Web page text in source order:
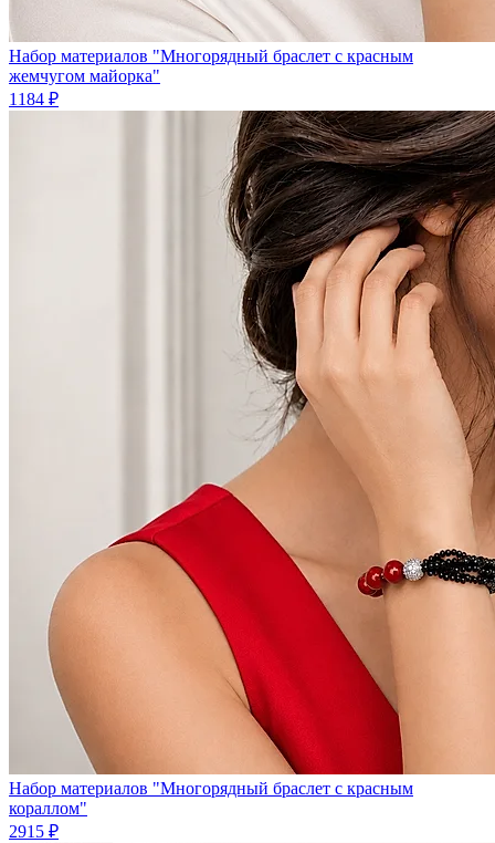
Набор материалов "Многорядный браслет с красным
жемчугом майорка"
1184 ₽
Набор материалов "Многорядный браслет с красным
кораллом"
2915 ₽